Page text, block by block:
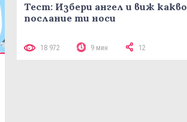
Тест: Избери ангел и виж какво
послание ти носи
18 972 9 мин 12